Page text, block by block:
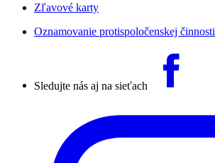
Zľavové karty
Oznamovanie protispoločenskej činnosti
Sledujte nás aj na sieťach